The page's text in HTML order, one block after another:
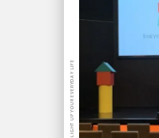
LIGHT UP YOUR EVERYDAY LIFE